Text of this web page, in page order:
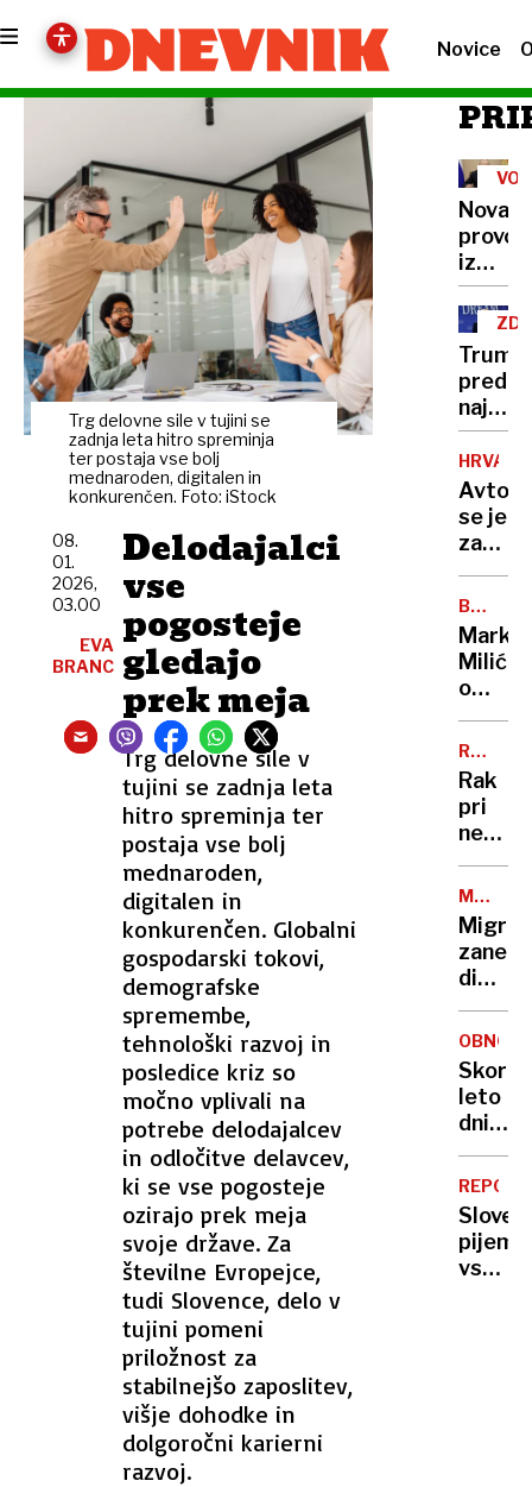
Novice
Trg delovne sile v tujini se
zadnja leta hitro spreminja
ter postaja vse bolj
mednaroden, digitalen in
konkurenčen. Foto: iStock
Delodajalci
vse
pogosteje
gledajo
prek meja
Trg delovne sile v
tujini se zadnja leta
hitro spreminja ter
postaja vse bolj
mednaroden,
digitalen in
konkurenčen. Globalni
gospodarski tokovi,
demografske
spremembe,
tehnološki razvoj in
posledice kriz so
močno vplivali na
potrebe delodajalcev
in odločitve delavcev,
ki se vse pogosteje
ozirajo prek meja
svoje države. Za
številne Evropejce,
tudi Slovence, delo v
tujini pomeni
priložnost za
stabilnejšo zaposlitev,
višje dohodke in
dolgoročni karierni
razvoj.
08.
01.
2026,
03.00
EVA
BRANC
Nova
iz
Putin
Evropo
z
usodi
ZDA
Trump
pred
so
se je
na
rampi
potniki
so
ga
tresli
in
BREZ
DLAKE
NA
JEZIKU
Marko
Milić
o
ki ga
je
stala
NBA-
da
sem
to
storil«
SIN
Rak
pri
Bidnu
se je
zelo
ga
boli
in
hromi
MEJNI
spor:
Španija
in
Italija
druga
drugi
meje
OBNOVA
Skoraj
leto
dni
po
se je
vrnil
simbol
pijemo
vse